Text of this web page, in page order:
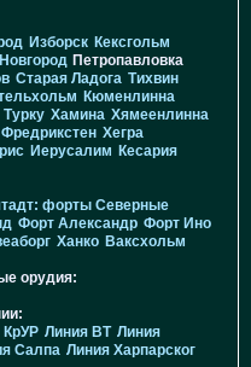
Изборск Кексгольм
Новгород Петропавловка
Старая Ладога Тихвин
Кюменлинна
Турку Хамина Хямеенлинна
Фредрикстен Хегра
Иерусалим Кесария
форты Северные
Форт Александр Форт Ино
Ханко Ваксхольм
орудия:
КрУР Линия ВТ Линия
Салпа Линия Харпарског